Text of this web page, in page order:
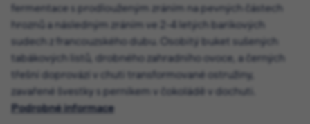
fermentace s prodlouženým zráním na pevných částech
hroznů a následným zráním ve 2-4 letých barikových
sudech z francouzského dubu. Osobitý buket sušených
tabákových listů, drobného zahradního ovoce, a černých
třešní doprovází v chuti transformované ostružiny,
zavařené švestky s perníkem v čokoládě v dochuti.
Podrobné informace